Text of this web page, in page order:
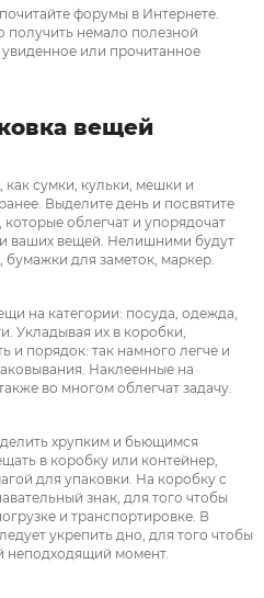
форумы в Интернете.
получить немало полезной
или прочитанное
вещей
сумки, кульки, мешки и
Выделите день и посвятите
облегчат и упорядочат
ваших вещей. Нелишними будут
для заметок, маркер.
на категории: посуда, одежда,
Укладывая их в коробки,
и порядок: так намного легче и
Наклеенные на
во многом облегчат задачу.
хрупким и бьющимся
в коробку или контейнер,
для упаковки. На коробку с
знак, для того чтобы
и транспортировке. В
укрепить дно, для того чтобы
неподходящий момент.